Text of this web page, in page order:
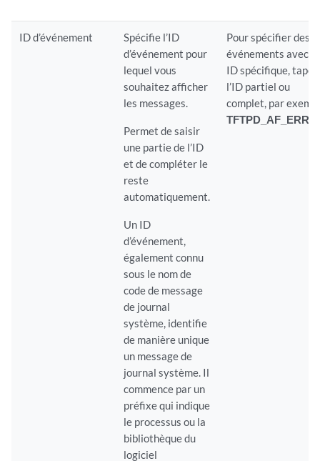
ID d’événement
Spécifie l’ID
d’événement pour
lequel vous
souhaitez afficher
les messages.
Permet de saisir
une partie de l’ID
et de compléter le
reste
automatiquement.
Un ID
d’événement,
également connu
sous le nom de
code de message
de journal
système, identifie
de manière unique
un message de
journal système. Il
commence par un
préfixe qui indique
le processus ou la
bibliothèque du
logiciel
Pour spécifier des
événements avec
ID spécifique, tapez
l’ID partiel ou
complet, par
TFTPD_AF_ERR